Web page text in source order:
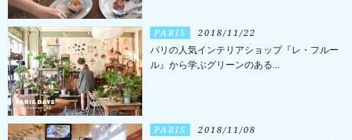
PARIS 2018/11/22
パリの人気インテリアショップ『レ・フルー
ル』から学ぶグリーンのある...
PARIS 2018/11/08